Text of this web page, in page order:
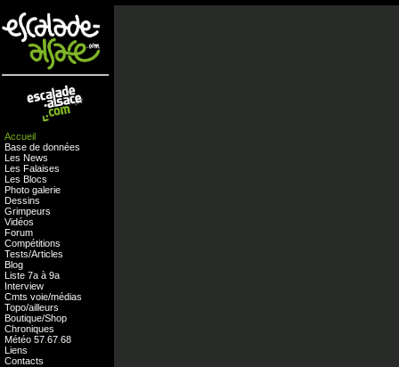
Accueil
Base de données
Les News
Les Falaises
Les Blocs
Photo galerie
Dessins
Grimpeurs
Vidéos
Forum
Compétitions
Tests/Articles
Blog
Liste 7a à 9a
Interview
Cmts voie/médias
Topo/ailleurs
Boutique/Shop
Chroniques
Météo 57 67 68
Liens
Contacts